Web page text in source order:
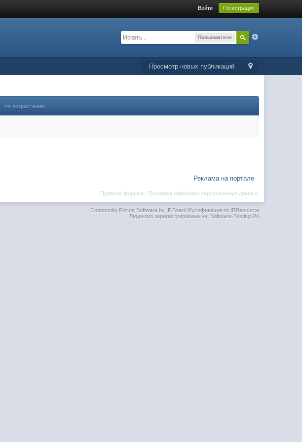
Войти Регистрация
Пользователи
Просмотр новых публикаций
по возрастанию
Реклама на портале
Политика обработки персональных данных
Правила форума ·
Community Forum Software by IP.BoardРусификация от IBResource
Лицензия зарегистрирована на: Software-Testing.Ru